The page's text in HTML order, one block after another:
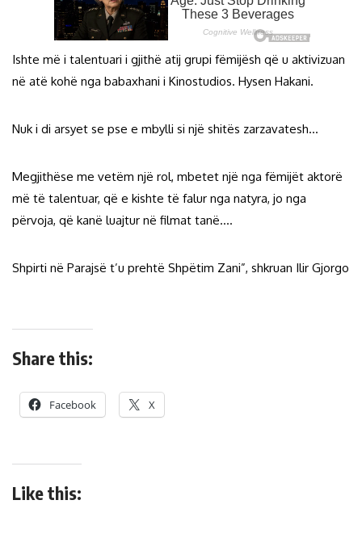
Ishte më i talentuari i gjithë atij grupi fëmijësh që u aktivizuan
në atë kohë nga babaxhani i Kinostudios. Hysen Hakani.
Nuk i di arsyet se pse e mbylli si një shitës zarzavatesh…
Megjithëse me vetëm një rol, mbetet një nga fëmijët aktorë
më të talentuar, që e kishte të falur nga natyra, jo nga
përvoja, që kanë luajtur në filmat tanë….
Shpirti në Parajsë t’u prehtë Shpëtim Zani”, shkruan Ilir Gjorgo
Share this:
Facebook X
Like this: